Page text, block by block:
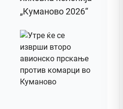
„Куманово 2026“